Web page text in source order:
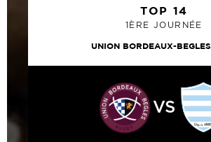
TOP 14
1ÈRE JOURNÉE
UNION BORDEAUX-BEGLES
VS